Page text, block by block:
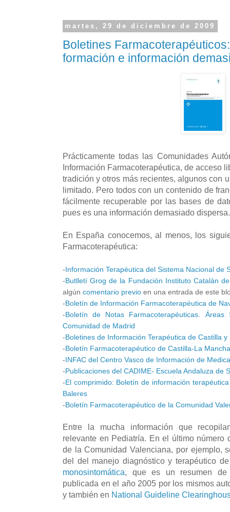
martes, 29 de diciembre de 2009
Boletines
formación e información
Prácticamente todas las Comunidades
Información Farmacoterapéutica, de acceso
tradición y otros más recientes, algunos con
limitado. Pero todos con un contenido de
fácilmente recuperable por las bases de
pues es una información demasiado dispersa.
En España conocemos, al menos, los
Farmacoterapéutica:
- Información Terapéutica del Sistema Nacional de
- Butlletí Grog de la Fundación Instituto Catalán
algún comentario previo en una entrada de este
- Boletín de Información Farmacoterapéutica de
- Boletín de Notas Farmacoterapéuticas.
Comunidad de Madrid
- Boletines de Información Terapéutica de Castilla y
- Boletín Farmacoterapéutico de Castilla-La Mancha
- INFAC del Centro Vasco de Información de
- Publicaciones del CADIME- Escuela Andaluza de
- El comprimido: Boletín de información
Baleres
- Boletín Farmacoterapéutico de la Comunidad
Entre la mucha información que
relevante en Pediatría. En el último número
de la Comunidad Valenciana, por ejemplo,
del del manejo diagnóstico y terapéutico
monosintomática, que es un resumen
publicada en el año 2005 por los mismos
y también en National Guideline